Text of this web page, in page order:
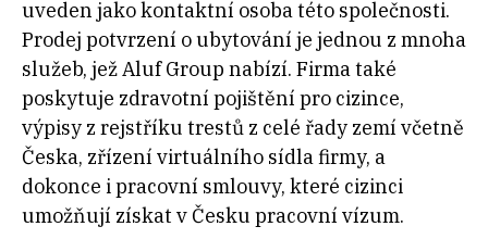
uveden jako kontaktní osoba této společnosti.
Prodej potvrzení o ubytování je jednou z mnoha
služeb, jež Aluf Group nabízí. Firma také
poskytuje zdravotní pojištění pro cizince,
výpisy z rejstříku trestů z celé řady zemí včetně
Česka, zřízení virtuálního sídla firmy, a
dokonce i pracovní smlouvy, které cizinci
umožňují získat v Česku pracovní vízum.